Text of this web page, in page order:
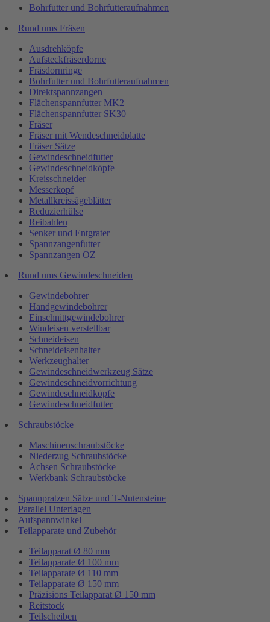
Bohrfutter und Bohrfutteraufnahmen
Rund ums Fräsen
Ausdrehköpfe
Aufsteckfräserdorne
Fräsdornringe
Bohrfutter und Bohrfutteraufnahmen
Direktspannzangen
Flächenspannfutter MK2
Flächenspannfutter SK30
Fräser
Fräser mit Wendeschneidplatte
Fräser Sätze
Gewindeschneidfutter
Gewindeschneidköpfe
Kreisschneider
Messerkopf
Metallkreissägeblätter
Reduzierhülse
Reibahlen
Senker und Entgrater
Spannzangenfutter
Spannzangen OZ
Rund ums Gewindeschneiden
Gewindebohrer
Handgewindebohrer
Einschnittgewindebohrer
Windeisen verstellbar
Schneideisen
Schneideisenhalter
Werkzeughalter
Gewindeschneidwerkzeug Sätze
Gewindeschneidvorrichtung
Gewindeschneidköpfe
Gewindeschneidfutter
Schraubstöcke
Maschinenschraubstöcke
Niederzug Schraubstöcke
Achsen Schraubstöcke
Werkbank Schraubstöcke
Spannpratzen Sätze und T-Nutensteine
Parallel Unterlagen
Aufspannwinkel
Teilapparate und Zubehör
Teilapparat Ø 80 mm
Teilapparate Ø 100 mm
Teilapparate Ø 110 mm
Teilapparate Ø 150 mm
Präzisions Teilapparat Ø 150 mm
Reitstock
Teilscheiben